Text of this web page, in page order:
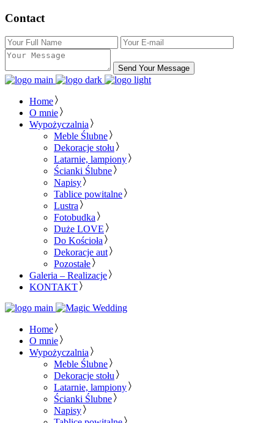
Contact
Send Your Message
Home
O mnie
Wypożyczalnia
Meble Ślubne
Dekoracje stołu
Latarnie, lampiony
Ścianki Ślubne
Napisy
Tablice powitalne
Lustra
Fotobudka
Duże LOVE
Do Kościoła
Dekoracje aut
Pozostałe
Galeria – Realizacje
KONTAKT
Home
O mnie
Wypożyczalnia
Meble Ślubne
Dekoracje stołu
Latarnie, lampiony
Ścianki Ślubne
Napisy